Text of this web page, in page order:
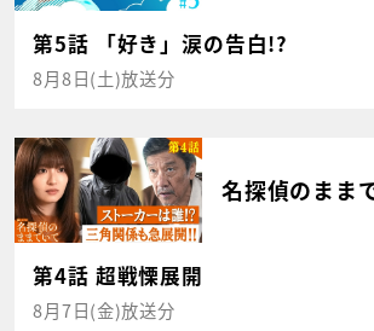
第5話 「好き」涙の告白!?
8月8日(土)放送分
名探偵のまま
第4話 超戦慄展開
8月7日(金)放送分